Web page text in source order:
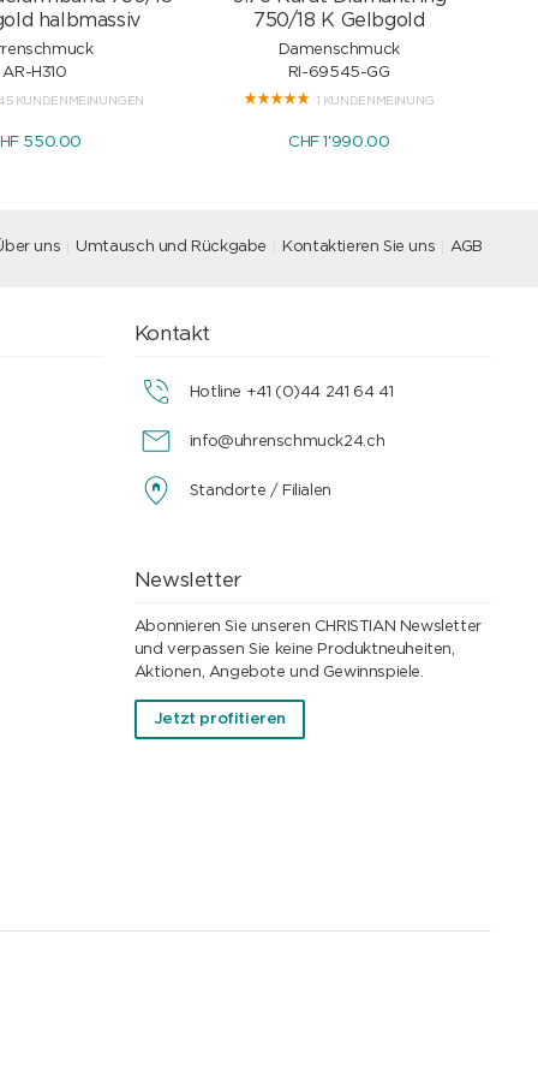
halbmassiv
AR-H310
KUNDENMEINUNGEN
550.00
750/18 K Gelbgold
Damenschmuck
RI-69545-GG
1 KUNDENMEINUNG
CHF 1'990.00
uns Umtausch und Rückgabe Kontaktieren Sie uns AGB
Kontakt
Hotline +41 (0)44 241 64 41
info@uhrenschmuck24.ch
Standorte / Filialen
Newsletter
Abonnieren Sie unseren CHRISTIAN Newsletter
und verpassen Sie keine Produktneuheiten,
Aktionen, Angebote und Gewinnspiele.
Jetzt profitieren